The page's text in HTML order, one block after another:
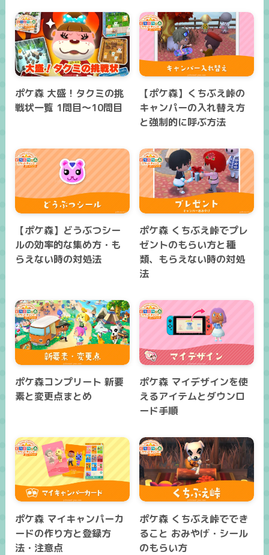
ポケ森 大盛！タクミの挑
戦状一覧 1問目～10問目
【ポケ森】くちぶえ峠の
キャンパーの入れ替え方
と強制的に呼ぶ方法
【ポケ森】どうぶつシー
ルの効率的な集め方・も
らえない時の対処法
ポケ森 くちぶえ峠でプレ
ゼントのもらい方と種
類、もらえない時の対処
法
ポケ森コンプリート 新要
素と変更点まとめ
ポケ森 マイデザインを使
えるアイテムとダウンロ
ード手順
ポケ森 マイキャンパーカ
ードの作り方と登録方
法・注意点
ポケ森 くちぶえ峠ででき
ること おみやげ・シール
のもらい方